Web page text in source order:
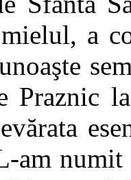
a
Praznic
am